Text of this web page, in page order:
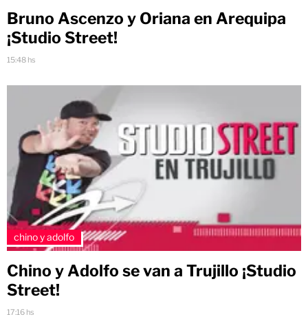
Bruno Ascenzo y Oriana en Arequipa
¡Studio Street!
15:48 hs
chino y adolfo
Chino y Adolfo se van a Trujillo ¡Studio
Street!
17:16 hs